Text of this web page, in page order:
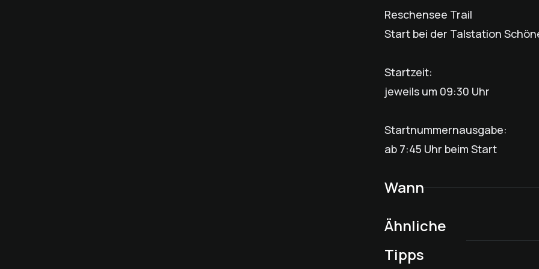
Reschensee Trail
Start bei der Talstation
Startzeit:
jeweils um 09:30 Uhr
Startnummernausgabe:
ab 7:45 Uhr beim Start
Wann
Ähnliche
Tipps
Rodelabend - Lärchenalm